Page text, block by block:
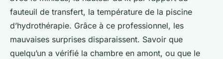
fauteuil de transfert, la température de la piscine
d’hydrothérapie. Grâce à ce professionnel, les
mauvaises surprises disparaissent. Savoir que
quelqu’un a vérifié la chambre en amont, ou que le